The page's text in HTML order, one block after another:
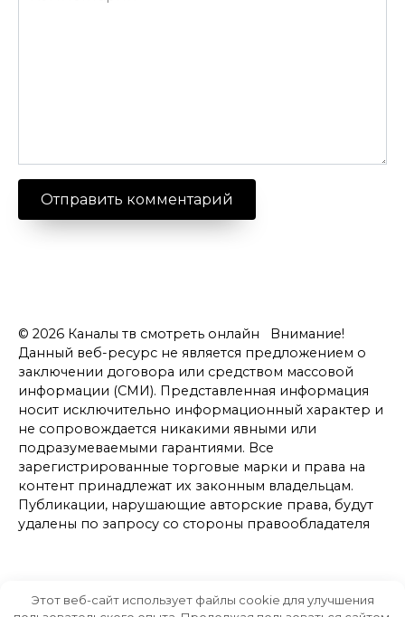
© 2026 Каналы тв смотреть онлайн Внимание!
Данный веб-ресурс не является предложением о
заключении договора или средством массовой
информации (СМИ). Представленная информация
носит исключительно информационный характер и
не сопровождается никакими явными или
подразумеваемыми гарантиями. Все
зарегистрированные торговые марки и права на
контент принадлежат их законным владельцам.
Публикации, нарушающие авторские права, будут
удалены по запросу со стороны правообладателя
Этот веб-сайт использует файлы cookie для улучшения